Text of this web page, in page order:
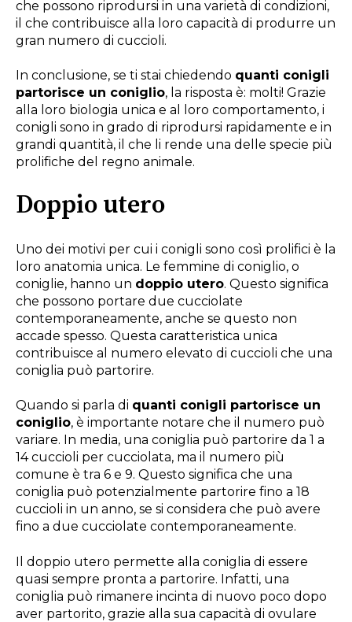
che possono riprodursi in una varietà di condizioni,
il che contribuisce alla loro capacità di produrre un
gran numero di cuccioli.
In conclusione, se ti stai chiedendo quanti conigli
partorisce un coniglio, la risposta è: molti! Grazie
alla loro biologia unica e al loro comportamento, i
conigli sono in grado di riprodursi rapidamente e in
grandi quantità, il che li rende una delle specie più
prolifiche del regno animale.
Doppio utero
Uno dei motivi per cui i conigli sono così prolifici è la
loro anatomia unica. Le femmine di coniglio, o
coniglie, hanno un doppio utero. Questo significa
che possono portare due cucciolate
contemporaneamente, anche se questo non
accade spesso. Questa caratteristica unica
contribuisce al numero elevato di cuccioli che una
coniglia può partorire.
Quando si parla di quanti conigli partorisce un
coniglio, è importante notare che il numero può
variare. In media, una coniglia può partorire da 1 a
14 cuccioli per cucciolata, ma il numero più
comune è tra 6 e 9. Questo significa che una
coniglia può potenzialmente partorire fino a 18
cuccioli in un anno, se si considera che può avere
fino a due cucciolate contemporaneamente.
Il doppio utero permette alla coniglia di essere
quasi sempre pronta a partorire. Infatti, una
coniglia può rimanere incinta di nuovo poco dopo
aver partorito, grazie alla sua capacità di ovulare